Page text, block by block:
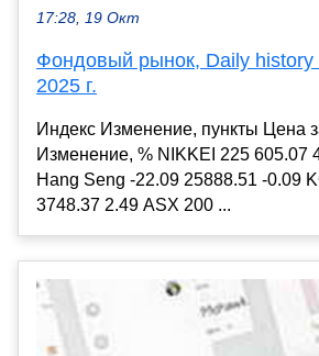
17:28, 19 Окт
Фондовый рынок, Daily history
2025 г.
Индекс Изменение, пункты Цена
Изменение, % NIKKEI 225 605.07
Hang Seng -22.09 25888.51 -0.09
3748.37 2.49 ASX 200 ...